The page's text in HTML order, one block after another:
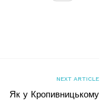
NEXT ARTICLE
Як у Кропивницькому